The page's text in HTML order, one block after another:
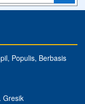
Populis, Berbasis
Gresik